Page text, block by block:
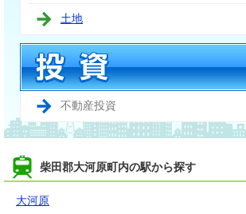
土地
不動産投資
柴田郡大河原町内の駅から探す
大河原